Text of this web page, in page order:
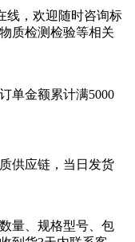
线，欢迎随时咨询标
质检测检验等相关
单金额累计满5000
供应链，当日发货
量、规格型号、包